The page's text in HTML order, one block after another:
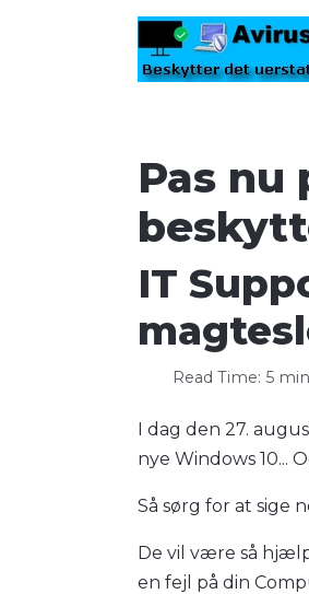
Pas nu
IT
Read Time: 5
I dag den 27.
nye Windows 10...
Så sørg for at sige
De vil være så
en fejl på din